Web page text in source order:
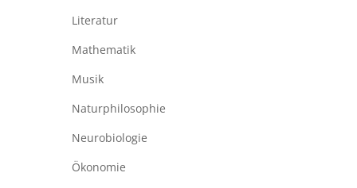
Literatur
Mathematik
Musik
Naturphilosophie
Neurobiologie
Ökonomie